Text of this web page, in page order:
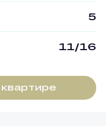
5
11/16